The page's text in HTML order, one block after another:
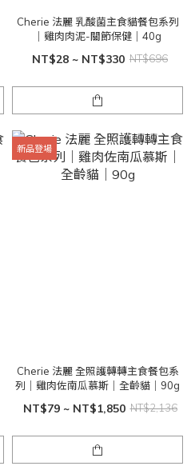
Cherie 法麗 乳酸菌主食貓餐包系列
｜雞肉肉泥-關節保健｜40g
NT$28 ~ NT$330 NT$696
新品登場
Cherie 法麗 全照護轉轉主食餐包系
列｜雞肉佐南瓜慕斯｜全齡貓｜90g
NT$79 ~ NT$1,850 NT$2,136